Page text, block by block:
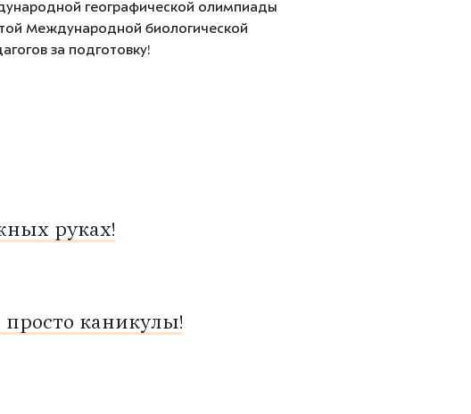
географической олимпиады
Международной биологической
за подготовку!
руках!
каникулы!